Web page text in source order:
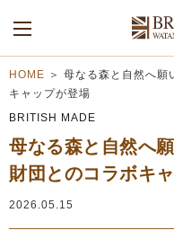
ALL
HOME ＞ 母なる森と自然へ
キャップが登場
BRITISH MADE
母なる森と自然へ
財団とのコラボキ
2026.05.15